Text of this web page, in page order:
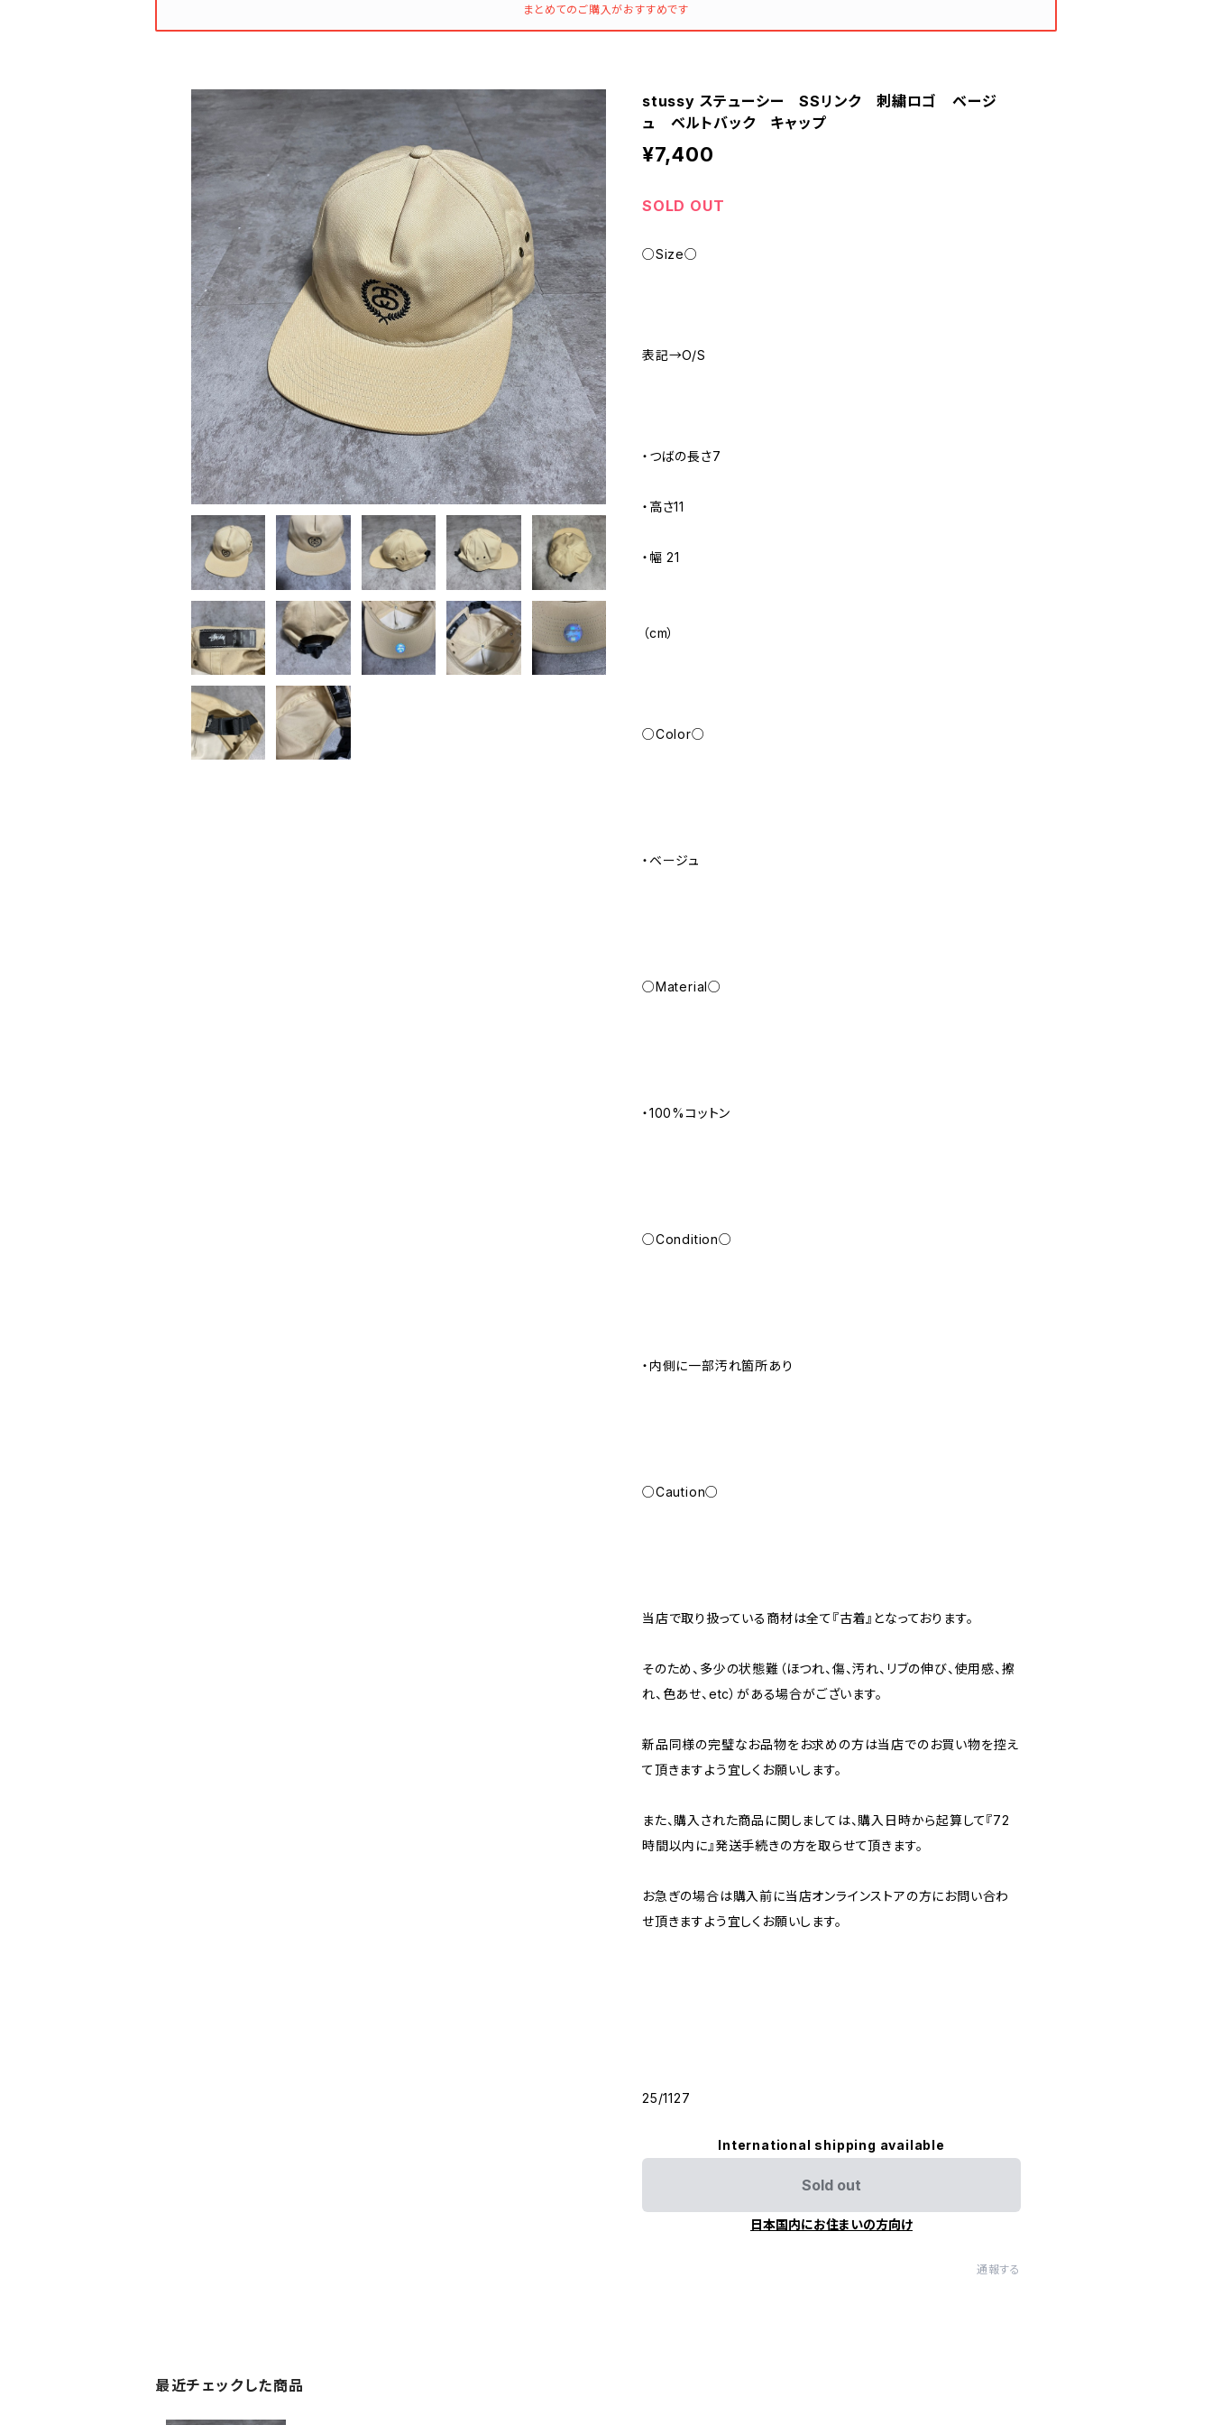
まとめてのご購入がおすすめです
stussy ステューシー SSリンク 刺繍ロゴ ベージ
ュ ベルトバック キャップ
¥7,400
SOLD OUT
○Size○
表記→O/S
・つばの長さ7
・高さ11
・幅 21
（cm）
○Color○
・ベージュ
○Material○
・100%コットン
○Condition○
・内側に一部汚れ箇所あり
○Caution○
当店で取り扱っている商材は全て『古着』となっております。
そのため、多少の状態難（ほつれ、傷、汚れ、リブの伸び、使用感、擦
れ、色あせ、etc）がある場合がございます。
新品同様の完璧なお品物をお求めの方は当店でのお買い物を控え
て頂きますよう宜しくお願いします。
また、購入された商品に関しましては、購入日時から起算して『72
時間以内に』発送手続きの方を取らせて頂きます。
お急ぎの場合は購入前に当店オンラインストアの方にお問い合わ
せ頂きますよう宜しくお願いします。
25/1127
International shipping available
Sold out
日本国内にお住まいの方向け
通報する
最近チェックした商品